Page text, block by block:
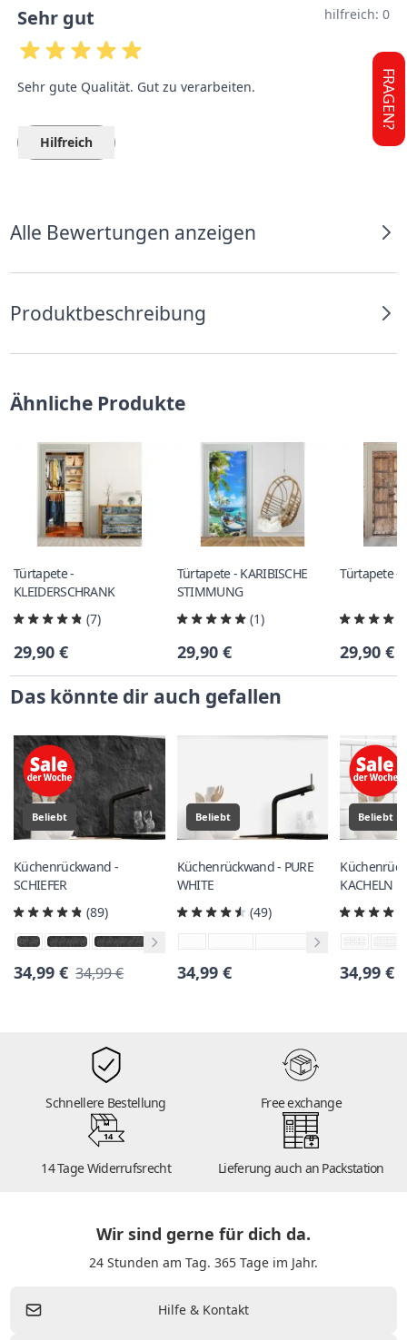
Sehr gut hilfreich: 0
Sehr gute Qualität. Gut zu verarbeiten.
Hilfreich
Alle Bewertungen anzeigen
Produktbeschreibung
Ähnliche Produkte
Türtapete -
KLEIDERSCHRANK
(7)
29,90 €
Türtapete - KARIBISCHE
STIMMUNG
(1)
29,90 €
Türtapete -
29,90 €
Das könnte dir auch gefallen
Beliebt
Küchenrückwand -
SCHIEFER
(89)
34,99 € 34,99 €
Beliebt
Küchenrückwand - PURE
WHITE
(49)
34,99 €
Beliebt
KACHELN
34,99 €
Schnellere Bestellung Free exchange
14
14 Tage Widerrufsrecht Lieferung auch an Packstation
Wir sind gerne für dich da.
24 Stunden am Tag. 365 Tage im Jahr.
Hilfe & Kontakt
FRAGEN?